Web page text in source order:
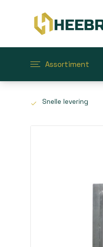
Assortiment
Snelle levering